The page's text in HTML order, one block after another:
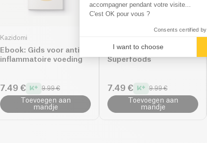
Kazidomi
Ebook: Gids voor anti-
inflammatoire voeding
7.49 € 9.99 €
Toevoegen aan
mandje
Ebook: Gids van
Superfoods
7.49 € 9.99 €
Toevoegen aan
mandje
accompagner pendant votre visite...
C'est OK pour vous ?
Consents certified by
I want to choose